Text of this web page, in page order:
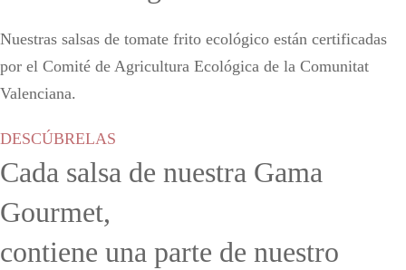
Nuestras salsas de tomate frito ecológico están certificadas
por el Comité de Agricultura Ecológica de la Comunitat
Valenciana.
DESCÚBRELAS
Cada salsa de nuestra Gama
Gourmet,
contiene una parte de nuestro